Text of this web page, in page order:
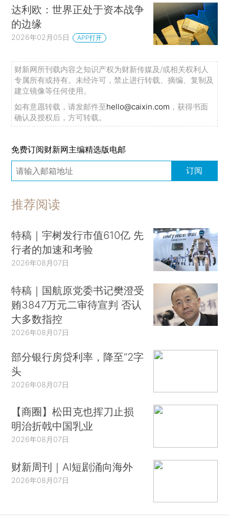
达利欧：世界正处于资本战争
的边缘
2026年02月05日 APP打开
财新网所刊载内容之知识产权为财新传媒及/或相关权利人
专属所有或持有。未经许可，禁止进行转载、摘编、复制及
建立镜像等任何使用。
如有意愿转载，请发邮件至hello@caixin.com ，获得书面
确认及授权后，方可转载。
免费订阅财新网主编精选版电邮
订阅
推荐阅读
特稿｜宇树发行市值610亿 先
行者的加速和考验
2026年08月07日
特稿｜国航原党委书记樊澄受
贿3847万元二审待宣判 否认
大多数指控
2026年08月07日
部分银行房贷利率，降至“2字
头
2026年08月07日
【商圈】松田克也挥刀止损
明治折戟中国乳业
2026年08月07日
财新周刊｜AI短剧涌向海外
2026年08月07日